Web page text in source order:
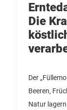
Die
Der
Beeren,
Natur